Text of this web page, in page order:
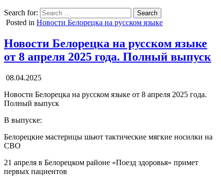
Search for:
Posted in Новости Белорецка на русском языке
Новости Белорецка на русском языке
от 8 апреля 2025 года. Полный выпуск
08.04.2025
Новости Белорецка на русском языке от 8 апреля 2025 года.
Полный выпуск
В выпуске:
Белорецкие мастерицы шьют тактические мягкие носилки на
СВО
21 апреля в Белорецком районе «Поезд здоровья» примет
первых пациентов